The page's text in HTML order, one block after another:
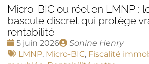
Micro-BIC ou réel en LMNP :
bascule discret qui protège
rentabilité
Date
:
5 juin 2026
Publié
par
Sonine Henry
Tags
LMNP, Micro-BIC, Fiscalité